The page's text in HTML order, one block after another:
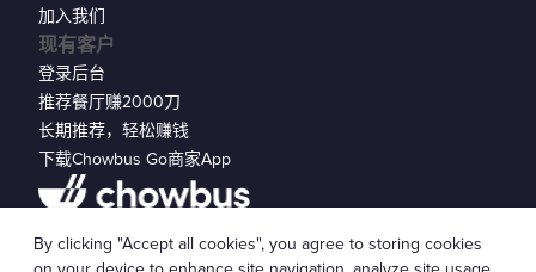
现有客户
登录后台
推荐餐厅赚2000刀
长期推荐，轻松赚钱
下载Chowbus Go商家App
加入我们
© 2026 Chowbus, Inc.Cookie 设置
By clicking "Accept all cookies", you agree to storing cookies